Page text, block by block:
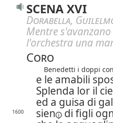
SCENA XVI
Dorabella,
Mentre
l'orchestra una
Coro
Benedetti i doppi
e le amabili
Splenda lor il
ed a guisa di
1600 sien
di figli